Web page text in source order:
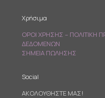
Χρήσιμα
ΟΡΟΙ ΧΡΗΣΗΣ – ΠΟΛΙΤΙΚΗ
ΔΕΔΟΜΕΝΩΝ
ΣΗΜΕΙΑ ΠΩΛΗΣΗΣ
Social
ΑΚΟΛΟΥΘΗΣΤΕ ΜΑΣ!